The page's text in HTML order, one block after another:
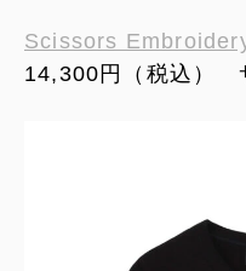
Scissors
14,300円（税込）